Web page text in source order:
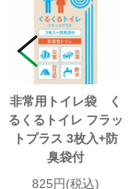
非常用トイレ袋 く
るくるトイレ フラッ
トプラス 3枚入+防
臭袋付
825円(税込)